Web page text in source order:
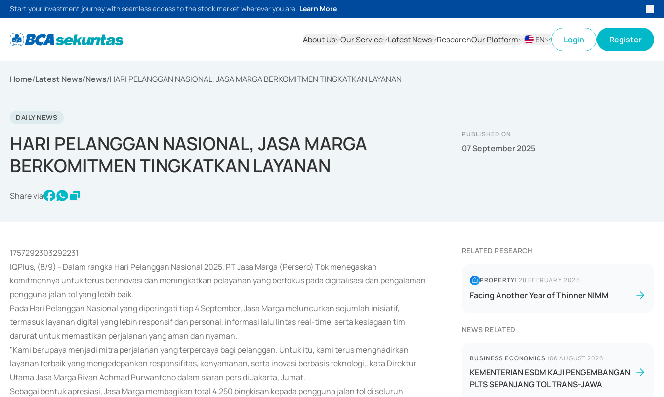
Start your investment journey with seamless access to the stock market wherever you are. Learn More
About Us Our Service Latest News ResearchOur Platform
EN
Login Register
Home/Latest News/News/HARI PELANGGAN NASIONAL, JASA MARGA BERKOMITMEN TINGKATKAN LAYANAN
DAILY NEWS
HARI PELANGGAN NASIONAL, JASA MARGA
BERKOMITMEN TINGKATKAN LAYANAN
Share via
PUBLISHED ON
07 September 2025
1757292303292231
IQPlus, (8/9) - Dalam rangka Hari Pelanggan Nasional 2025, PT Jasa Marga (Persero) Tbk menegaskan
komitmennya untuk terus berinovasi dan meningkatkan pelayanan yang berfokus pada digitalisasi dan pengalaman
pengguna jalan tol yang lebih baik.
Pada Hari Pelanggan Nasional yang diperingati tiap 4 September, Jasa Marga meluncurkan sejumlah inisiatif,
termasuk layanan digital yang lebih responsif dan personal, informasi lalu lintas real-time, serta kesiagaan tim
darurat untuk memastikan perjalanan yang aman dan nyaman.
"Kami berupaya menjadi mitra perjalanan yang terpercaya bagi pelanggan. Untuk itu, kami terus menghadirkan
layanan terbaik yang mengedepankan responsifitas, kenyamanan, serta inovasi berbasis teknologi,. kata Direktur
Utama Jasa Marga Rivan Achmad Purwantono dalam siaran pers di Jakarta, Jumat.
Sebagai bentuk apresiasi, Jasa Marga membagikan total 4.250 bingkisan kepada pengguna jalan tol di seluruh
RELATED RESEARCH
PROPERTY| 28 FEBRUARY 2025
Facing Another Year of Thinner NIMM
NEWS RELATED
BUSINESS ECONOMICS |06 AUGUST 2026
KEMENTERIAN ESDM KAJI PENGEMBANGAN
PLTS SEPANJANG TOL TRANS-JAWA